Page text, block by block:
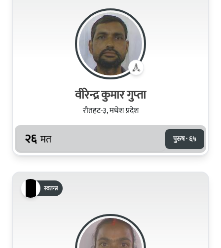
वीरेन्द्र कुमार गुप्‍ता
रौतहट-३, मधेश प्रदेश
२६ मत पुरुष · ६५
स्वतन्त्र